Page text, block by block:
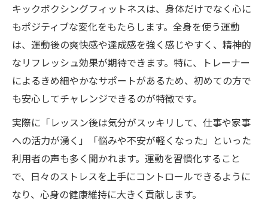
キックボクシングフィットネスは、身体だけでなく心に
もポジティブな変化をもたらします。全身を使う運動
は、運動後の爽快感や達成感を強く感じやすく、精神的
なリフレッシュ効果が期待できます。特に、トレーナー
によるきめ細やかなサポートがあるため、初めての方で
も安心してチャレンジできるのが特徴です。
実際に「レッスン後は気分がスッキリして、仕事や家事
への活力が湧く」「悩みや不安が軽くなった」といった
利用者の声も多く聞かれます。運動を習慣化すること
で、日々のストレスを上手にコントロールできるように
なり、心身の健康維持に大きく貢献します。